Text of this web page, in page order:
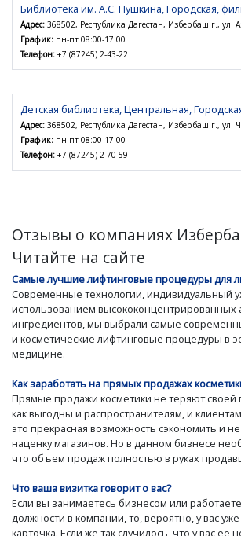
Библиотека им. А.С. Пушкина, Городская,
Адрес: 368502, Республика Дагестан, Избербаш г., ул.
График: пн-пт 08:00-17:00
Телефон: +7 (87245) 2-43-22
Детская библиотека, Центральная,
Адрес: 368502, Республика Дагестан, Избербаш г., ул.
График: пн-пт 08:00-17:00
Телефон: +7 (87245) 2-70-59
Отзывы о компаниях
Читайте на сайте
Самые лучшие лифтинговые процедуры для
Современные технологии, индивидуальный
использованием высококонцентрированных
ингредиентов, мы выбрали самые
и косметические лифтинговые процедуры в
медицине.
Как заработать на прямых продажах
Прямые продажи косметики не теряют своей
как выгодны и распространителям, и
это прекрасная возможность сэкономить и
наценку магазинов. Но в данном бизнесе
что объем продаж полностью в руках
Что ваша визитка говорит о вас?
Если вы занимаетесь бизнесом или
должности в компании, то, вероятно, у вас
карточка. Если же так случилось, что у вас её